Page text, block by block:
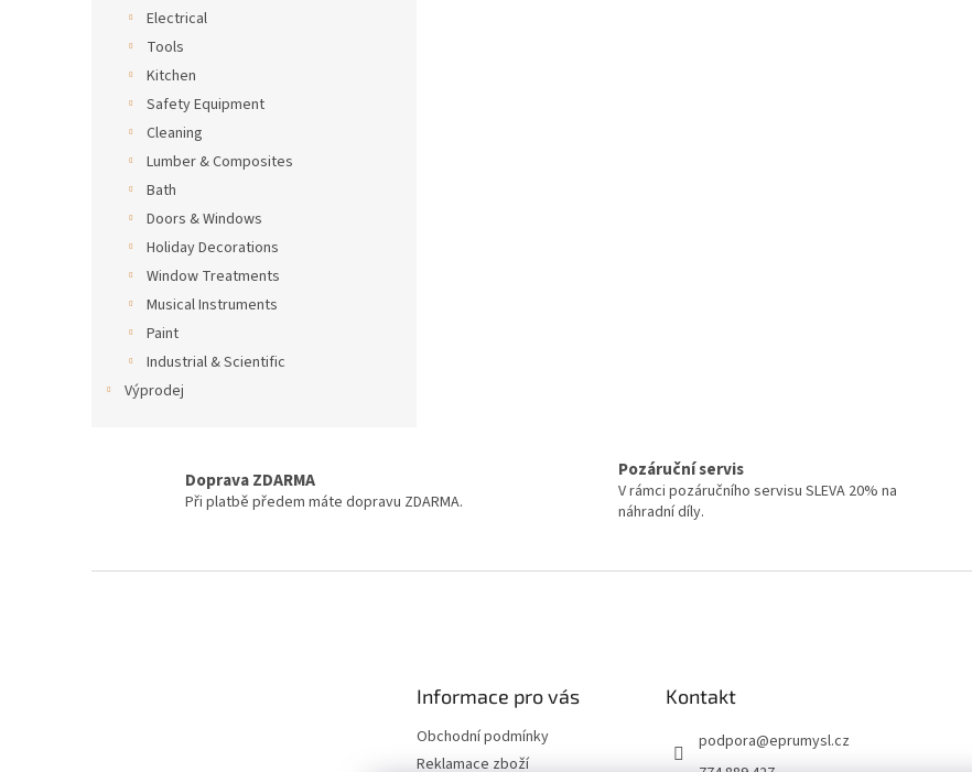
Electrical
Tools
Kitchen
Safety Equipment
Cleaning
Lumber & Composites
Bath
Doors & Windows
Holiday Decorations
Window Treatments
Musical Instruments
Paint
Industrial & Scientific
Výprodej
Doprava ZDARMA
Při platbě předem máte dopravu ZDARMA.
Pozáruční servis
V rámci pozáručního servisu SLEVA 20% na
náhradní díly.
Informace pro vás
Obchodní podmínky
Reklamace zboží
Kontakt
podpora@eprumysl.cz